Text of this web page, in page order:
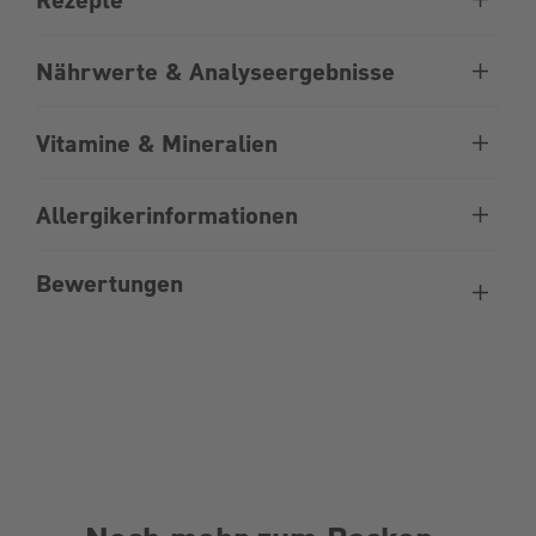
Nährwerte & Analyseergebnisse
Vitamine & Mineralien
Allergikerinformationen
Bewertungen